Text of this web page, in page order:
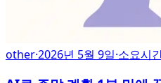
other·2026년 5월 9일·소요시